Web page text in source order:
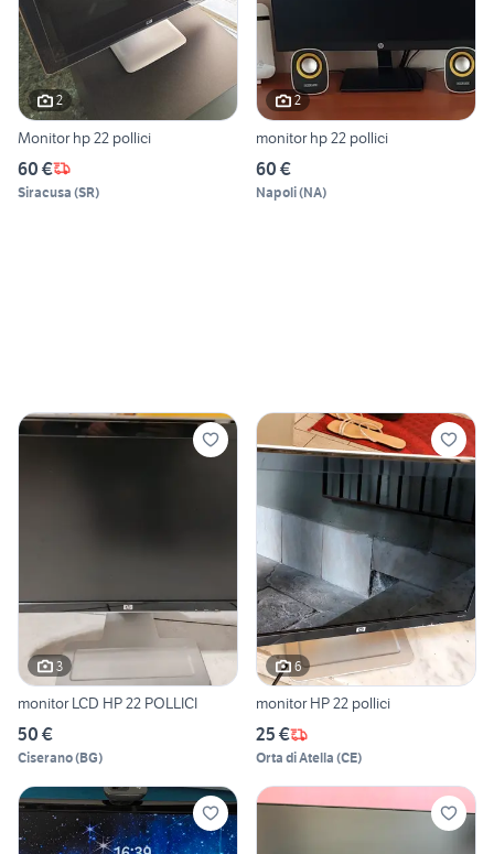
2
Monitor hp 22 pollici
60 €
Siracusa (SR)
2
monitor hp 22 pollici
60 €
Napoli(NA)
3
monitor LCD HP 22 POLLICI
50 €
Ciserano(BG)
6
monitor HP 22 pollici
25 €
Orta di Atella (CE)